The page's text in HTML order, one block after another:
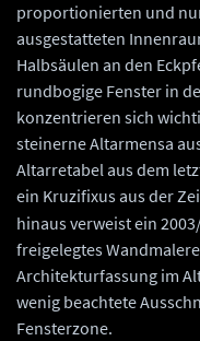
proportionierten und
ausgestatteten
Halbsäulen an den
rundbogige Fenster in
konzentrieren sich
steinerne Altarmensa
Altarretabel aus dem
ein Kruzifixus aus der
hinaus verweist ein
freigelegtes
Architekturfassung im
wenig beachtete
Fensterzone.